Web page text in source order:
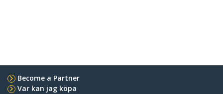
Become a Partner
Var kan jag köpa